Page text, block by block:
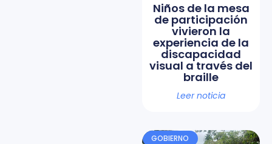
Niños de la mesa
de participación
vivieron la
experiencia de la
discapacidad
visual a través del
braille
Leer noticia
GOBIERNO